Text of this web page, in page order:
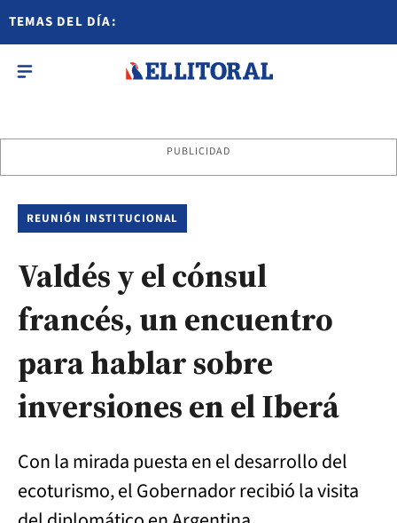
TEMAS DEL DÍA:
PUBLICIDAD
REUNIÓN INSTITUCIONAL
Valdés y el cónsul
francés, un encuentro
para hablar sobre
inversiones en el Iberá
Con la mirada puesta en el desarrollo del
ecoturismo, el Gobernador recibió la visita